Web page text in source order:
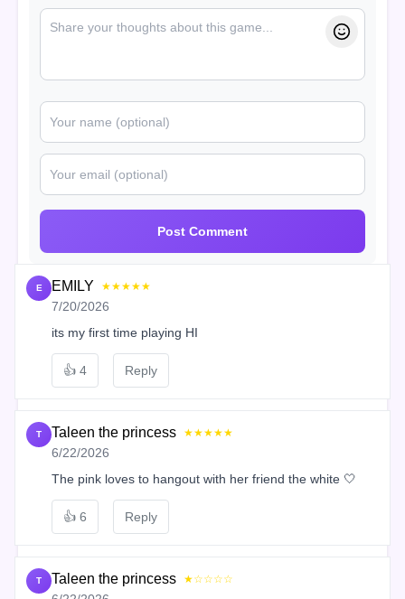
Post Comment
E EMILY ★★★★★
7/20/2026
its my first time playing HI
👍 4 Reply
T Taleen the princess ★★★★★
6/22/2026
The pink loves to hangout with her friend the white 🤍
👍 6 Reply
T Taleen the princess ★☆☆☆☆